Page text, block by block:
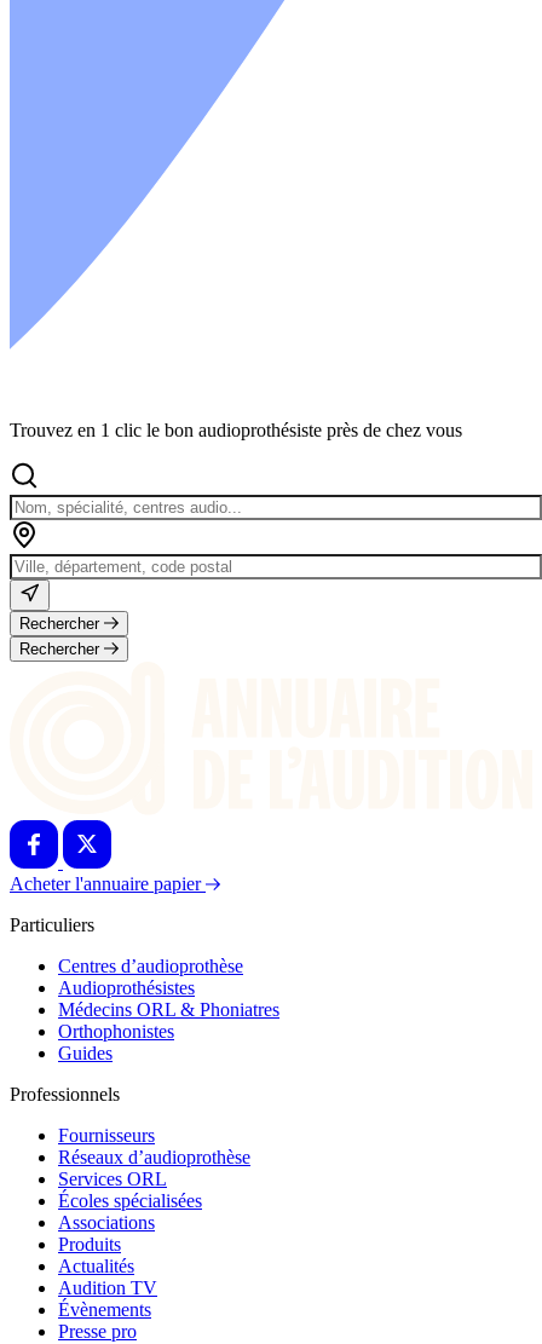
Trouvez en 1 clic le bon audioprothésiste près de chez vous
Rechercher
Rechercher
Acheter l'annuaire papier
Particuliers
Centres d’audioprothèse
Audioprothésistes
Médecins ORL & Phoniatres
Orthophonistes
Guides
Professionnels
Fournisseurs
Réseaux d’audioprothèse
Services ORL
Écoles spécialisées
Associations
Produits
Actualités
Audition TV
Évènements
Presse pro